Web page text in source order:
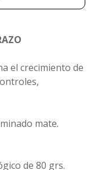
el crecimiento de
mate.
de 80 grs.